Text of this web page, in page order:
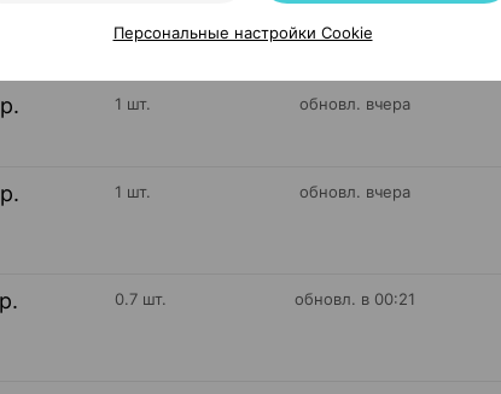
1 шт. обновл. вчера
1 шт. обновл. вчера
0.7 шт. обновл. в 00:21
Персональные настройки Cookie